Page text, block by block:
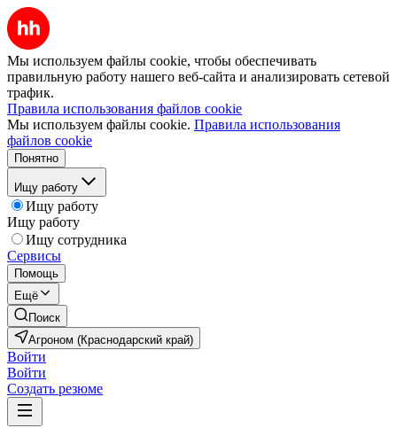
Мы используем файлы cookie, чтобы обеспечивать
правильную работу нашего веб-сайта и анализировать сетевой
трафик.
Правила использования файлов cookie
Мы используем файлы cookie. Правила использования
файлов cookie
Понятно
Ищу работу
Ищу работу
Ищу работу
Ищу сотрудника
Сервисы
Помощь
Ещё
Поиск
Агроном (Краснодарский край)
Войти
Войти
Создать резюме